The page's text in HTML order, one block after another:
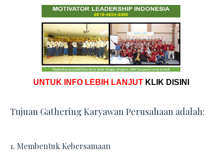
UNTUK INFO LEBIH LANJUT KLIK DISINI
Tujuan Gathering Karyawan Perusahaan adalah:
1. Membentuk Kebersamaan